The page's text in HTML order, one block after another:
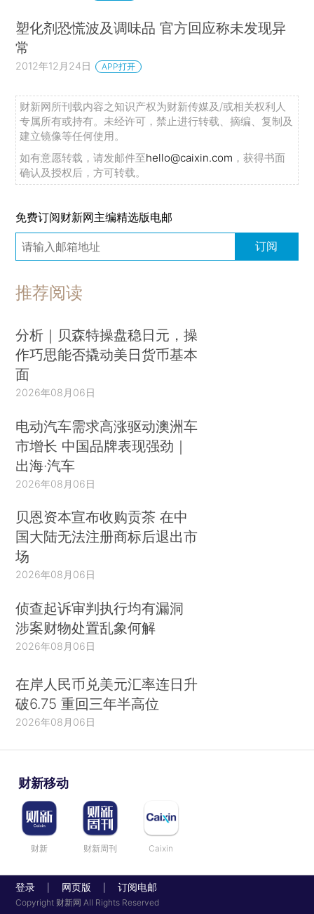
塑化剂恐慌波及调味品 官方回应称未发现异
常
2012年12月24日 APP打开
财新网所刊载内容之知识产权为财新传媒及/或相关权利人
专属所有或持有。未经许可，禁止进行转载、摘编、复制及
建立镜像等任何使用。
如有意愿转载，请发邮件至hello@caixin.com ，获得书面
确认及授权后，方可转载。
免费订阅财新网主编精选版电邮
订阅
推荐阅读
分析｜贝森特操盘稳日元，操
作巧思能否撬动美日货币基本
面
2026年08月06日
电动汽车需求高涨驱动澳洲车
市增长 中国品牌表现强劲｜
出海·汽车
2026年08月06日
贝恩资本宣布收购贡茶 在中
国大陆无法注册商标后退出市
场
2026年08月06日
侦查起诉审判执行均有漏洞
涉案财物处置乱象何解
2026年08月06日
在岸人民币兑美元汇率连日升
破6.75 重回三年半高位
2026年08月06日
财新移动
财新 财新周刊 Caixin
登录 网页版 订阅电邮
Copyright 财新网 All Rights Reserved